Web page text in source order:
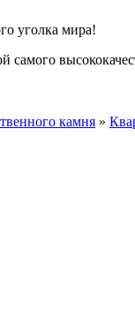
уголка мира!
самого
камня »